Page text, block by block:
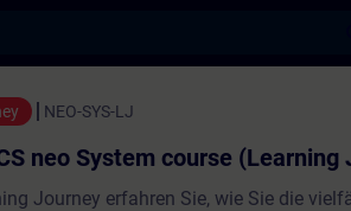
(Learning Journey) -
NEO-SYS-LJ
neo System course (Learning
Journey erfahren Sie, wie Sie die